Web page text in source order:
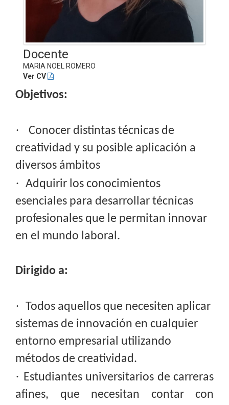
Docente
MARIA NOEL ROMERO
Ver CV
Objetivos:
·
Conocer distintas técnicas de
creatividad y su posible aplicación a
diversos ámbitos
· Adquirir los conocimientos
esenciales para desarrollar técnicas
profesionales que le permitan innovar
en el mundo laboral.
Dirigido a:
· Todos aquellos que necesiten aplicar
sistemas de innovación en cualquier
entorno empresarial utilizando
métodos de creatividad.
· Estudiantes universitarios de carreras
afines, que necesitan contar con